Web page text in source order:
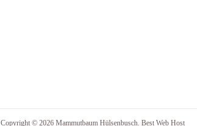
Copyright © 2026 Mammutbaum Hülsenbusch. Best Web Host